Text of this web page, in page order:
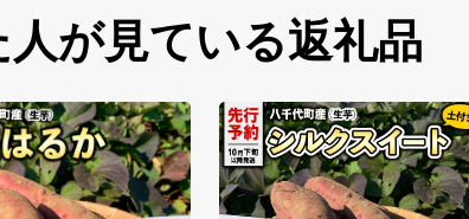
が見ている返礼品